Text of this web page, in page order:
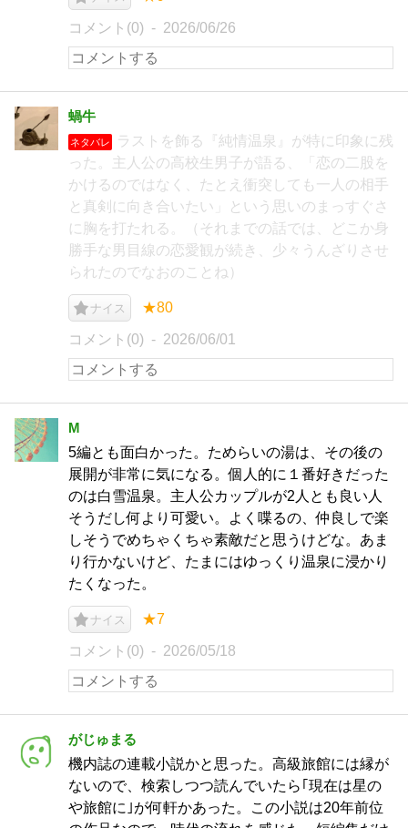
コメント(0) 2026/06/26
蝸牛
ネタバレ
ラストを飾る『純情温泉』が特に印象に残
った。主人公の高校生男子が語る、「恋の二股を
かけるのではなく、たとえ衝突しても一人の相手
と真剣に向き合いたい」という思いのまっすぐさ
に胸を打たれる。（それまでの話では、どこか身
勝手な男目線の恋愛観が続き、少々うんざりさせ
られたのでなおのことね）
ナイス ★80
コメント(0) 2026/06/01
M
5編とも面白かった。ためらいの湯は、その後の
展開が非常に気になる。個人的に１番好きだった
のは白雪温泉。主人公カップルが2人とも良い人
そうだし何より可愛い。よく喋るの、仲良しで楽
しそうでめちゃくちゃ素敵だと思うけどな。あま
り行かないけど、たまにはゆっくり温泉に浸かり
たくなった。
ナイス ★7
コメント(0) 2026/05/18
がじゅまる
機内誌の連載小説かと思った。高級旅館には縁が
ないので、検索しつつ読んでいたら｢現在は星の
や旅館に｣が何軒かあった。この小説は20年前位